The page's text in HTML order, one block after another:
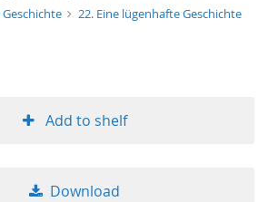
22. Eine lügenhafte Geschichte
Add to shelf
Download